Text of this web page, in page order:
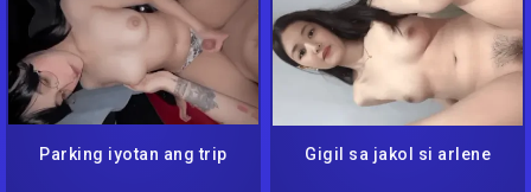
Parking iyotan ang trip Gigil sa jakol si arlene